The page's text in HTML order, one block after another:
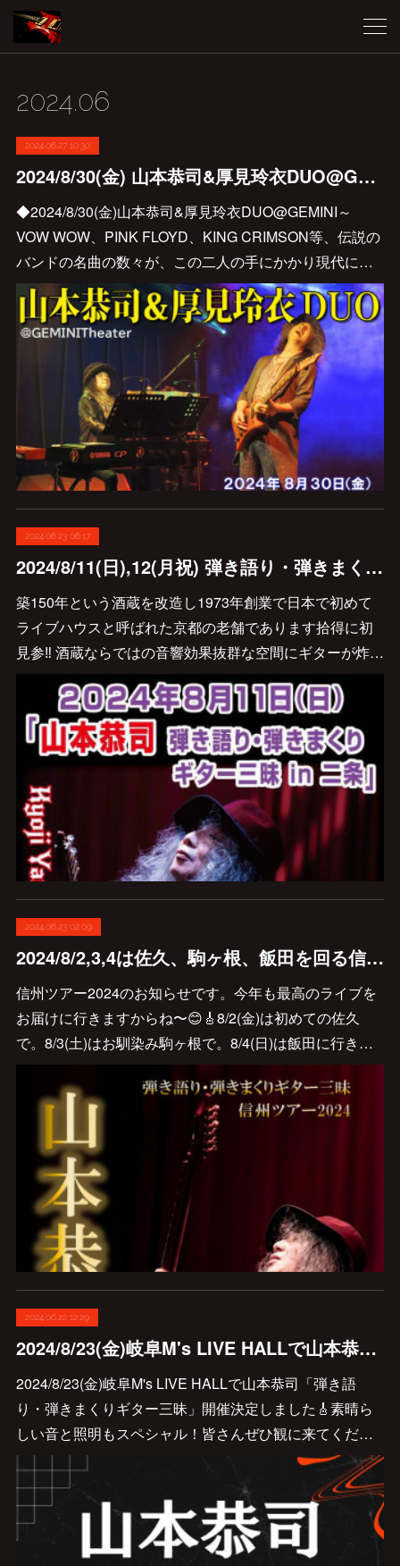
2024.06
2024.06.27 10:30
2024/8/30(金) 山本恭司&厚見玲衣DUO@GEMINIが決定しました♪
◆2024/8/30(金)山本恭司&厚見玲衣DUO@GEMINI～
VOW WOW、PINK FLOYD、KING CRIMSON等、伝説の
バンドの名曲の数々が、この二人の手にかかり現代に…
2024.06.23 06:17
2024/8/11(日),12(月祝) 弾き語り・弾きまくりギター三昧 in 二条と近江八幡が開催されます🎸
築150年という酒蔵を改造し1973年創業で日本で初めて
ライブハウスと呼ばれた京都の老舗であります拾得に初
見参‼︎ 酒蔵ならではの音響効果抜群な空間にギターが炸…
2024.06.23 02:09
2024/8/2,3,4は佐久、駒ヶ根、飯田を回る信州ツアー😊🎸
信州ツアー2024のお知らせです。今年も最高のライブを
お届けに行きますからね〜😊🎸8/2(金)は初めての佐久
で。8/3(土)はお馴染み駒ヶ根で。8/4(日)は飯田に行き…
2024.06.22 12:29
2024/8/23(金)岐阜M's LIVE HALLで山本恭司「弾き語り・弾きまくりギター三昧」開催決定しました🎸
2024/8/23(金)岐阜M's LIVE HALLで山本恭司「弾き語
り・弾きまくりギター三昧」開催決定しました🎸素晴ら
しい音と照明もスペシャル！皆さんぜひ観に来てくだ…